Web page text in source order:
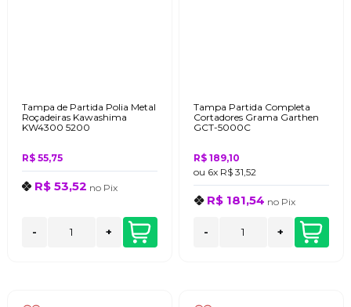
Tampa de Partida Polia Metal
Roçadeiras Kawashima
KW4300 5200
R$ 55,75
R$ 53,52 no Pix
- +
Tampa Partida Completa
Cortadores Grama Garthen
GCT-5000C
R$ 189,10
ou 6x R$ 31,52
R$ 181,54 no Pix
- +